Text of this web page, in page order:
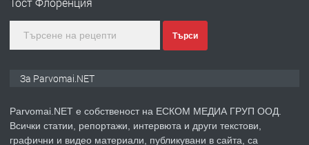
преди 1 година
Търси
За Parvomai.NET
Parvomai.NET е собственост на ЕСКОМ МЕДИА ГРУП ООД.
Всички статии, репортажи, интервюта и други текстови,
графични и видео материали, публикувани в сайта, са